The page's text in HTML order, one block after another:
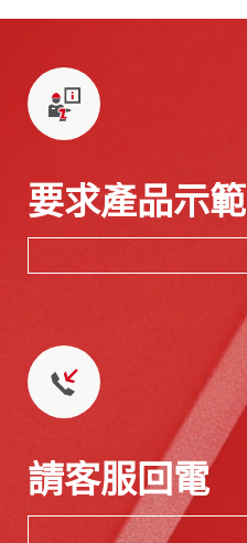
要求產品示範
請客服回電